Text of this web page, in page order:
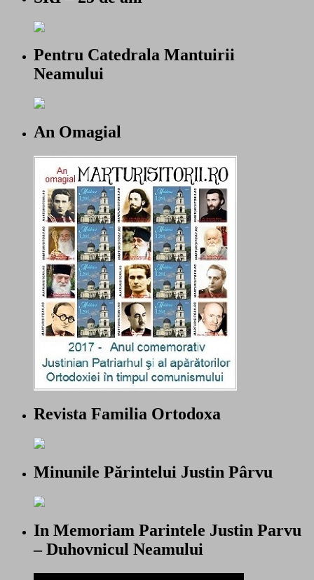
Pentru Catedrala Mantuirii
Neamului
An Omagial
Revista Familia Ortodoxa
Minunile Părintelui Justin Pârvu
In Memoriam Parintele Justin Parvu
– Duhovnicul Neamului